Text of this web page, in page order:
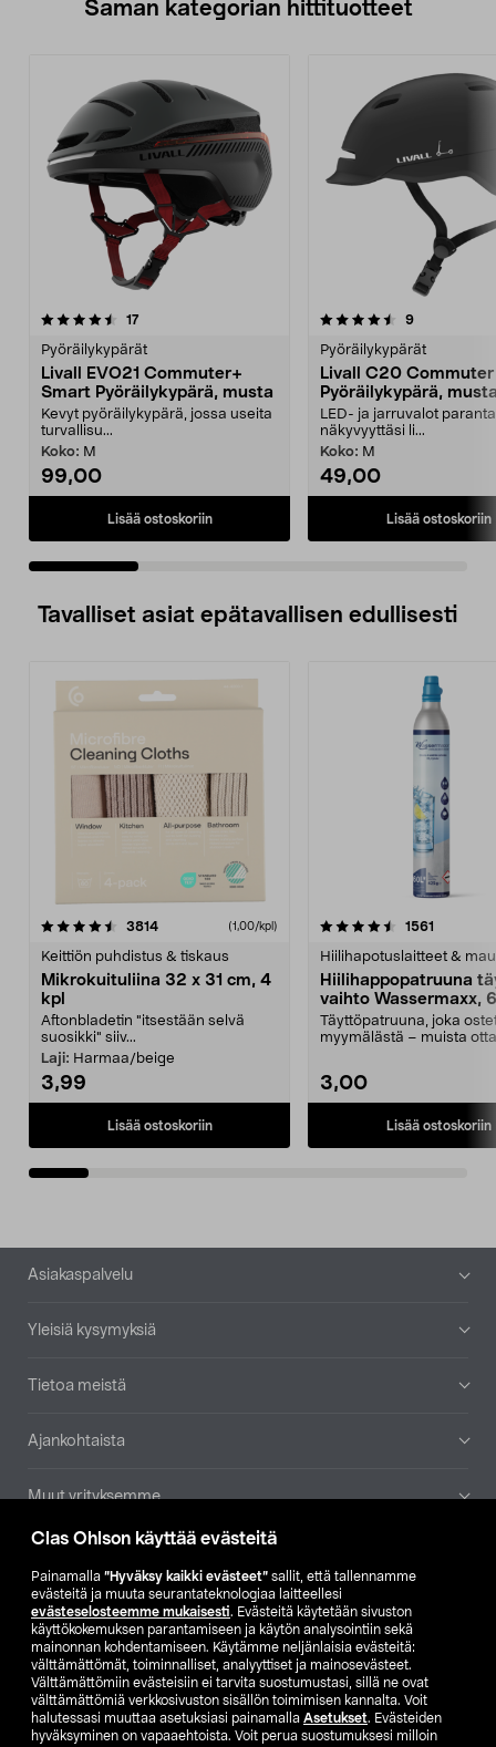
Clas Ohlson käyttää evästeitä
Painamalla ”Hyväksy kaikki evästeet” sallit, että tallennamme
evästeitä ja muuta seurantateknologiaa laitteellesi
evästeselosteemme mukaisesti. Evästeitä käytetään sivuston
käyttökokemuksen parantamiseen ja käytön analysointiin sekä
mainonnan kohdentamiseen. Käytämme neljänlaisia evästeitä:
välttämättömät, toiminnalliset, analyyttiset ja mainosevästeet.
Välttämättömiin evästeisiin ei tarvita suostumustasi, sillä ne ovat
välttämättömiä verkkosivuston sisällön toimimisen kannalta. Voit
halutessasi muuttaa asetuksiasi painamalla Asetukset. Evästeiden
hyväksyminen on vapaaehtoista. Voit perua suostumuksesi milloin
Saman kategorian hittituotteet
17arvostelut
Pyöräilykypärät
Livall EVO21 Commuter+
Smart Pyöräilykypärä, musta
Kevyt pyöräilykypärä, jossa useita
turvallisu...
Koko: M
99,00
Lisää ostoskoriin
4.5 viidestä
9arvostelut
Pyöräilykypärät
Livall C20
Pyöräilykypärä,
LED- ja jarruvalot
näkyvyyttäsi li...
Koko: M
49,00
Lisää ostoskoriin
4.5 viidestä
Tavalliset asiat epätavallisen edullisesti
3814arvostelut (1,00/kpl)
Keittiön puhdistus & tiskaus
Mikrokuituliina 32 x 31 cm, 4
kpl
Aftonbladetin "itsestään selvä
suosikki" siiv...
Laji: Harmaa/beige
3,99
Lisää ostoskoriin
4.5viidestä
1561
Hiilihapotuslaitteet &
Hiilihappopatruuna
vaihto Wassermaxx,
Täyttöpatruuna, joka
myymälästä – muista
3,00
Lisää ostoskoriin
4.5viidestä
Alatunniste
Asiakaspalvelu
Yleisiä kysymyksiä
Tietoa meistä
Ajankohtaista
Muut yrityksemme
Etsi myymälä
SE NO FI
FI SV